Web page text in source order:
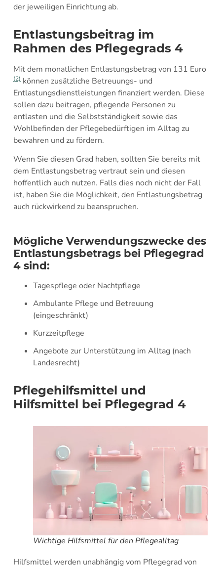
der jeweiligen Einrichtung ab.
Entlastungsbeitrag im
Rahmen des Pflegegrads 4
Mit dem monatlichen Entlastungsbetrag von 131 Euro
(2)können zusätzliche Betreuungs- und
Entlastungsdienstleistungen finanziert werden. Diese
sollen dazu beitragen, pflegende Personen zu
entlasten und die Selbstständigkeit sowie das
Wohlbefinden der Pflegebedürftigen im Alltag zu
bewahren und zu fördern.
Wenn Sie diesen Grad haben, sollten Sie bereits mit
dem Entlastungsbetrag vertraut sein und diesen
hoffentlich auch nutzen. Falls dies noch nicht der Fall
ist, haben Sie die Möglichkeit, den Entlastungsbetrag
auch rückwirkend zu beanspruchen.
Mögliche Verwendungszwecke des
Entlastungsbetrags bei Pflegegrad
4 sind:
Tagespflege oder Nachtpflege
Ambulante Pflege und Betreuung
(eingeschränkt)
Kurzzeitpflege
Angebote zur Unterstützung im Alltag (nach
Landesrecht)
Pflegehilfsmittel und
Hilfsmittel bei Pflegegrad 4
Wichtige Hilfsmittel für den Pflegealltag
Hilfsmittel werden unabhängig vom Pflegegrad von